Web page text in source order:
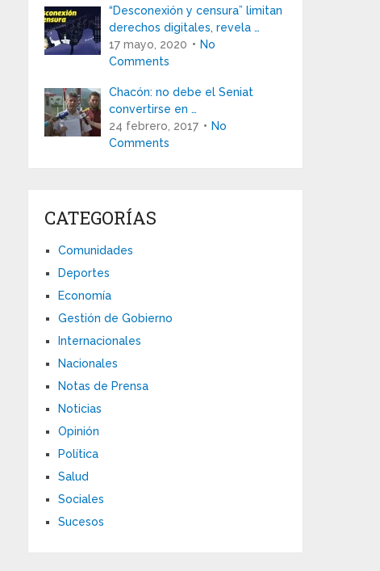
“Desconexión y censura” limitan
derechos digitales, revela …
17 mayo, 2020
No
Comments
Chacón: no debe el Seniat
convertirse en …
24 febrero, 2017
No
Comments
CATEGORÍAS
Comunidades
Deportes
Economía
Gestión de Gobierno
Internacionales
Nacionales
Notas de Prensa
Noticias
Opinión
Política
Salud
Sociales
Sucesos